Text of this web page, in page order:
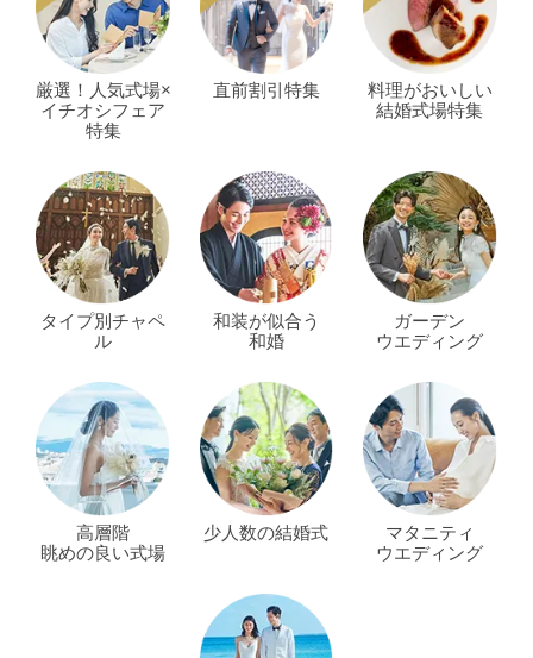
厳選！人気式場×
イチオシフェア
特集
直前割引特集
料理がおいしい
結婚式場特集
タイプ別チャペ
ル
和装が似合う
和婚
ガーデン
ウエディング
高層階
眺めの良い式場
少人数の結婚式
マタニティ
ウエディング